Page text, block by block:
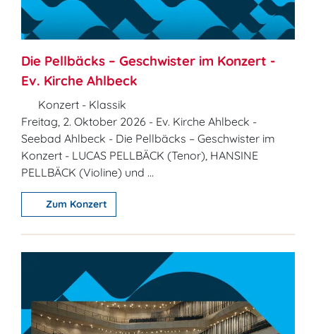
Die Pellbäcks – Geschwister im Konzert -
Ev. Kirche Ahlbeck
Konzert - Klassik
Freitag, 2. Oktober 2026 - Ev. Kirche Ahlbeck -
Seebad Ahlbeck - Die Pellbäcks – Geschwister im
Konzert - LUCAS PELLBÄCK (Tenor), HANSINE
PELLBÄCK (Violine) und ...
Zum Konzert